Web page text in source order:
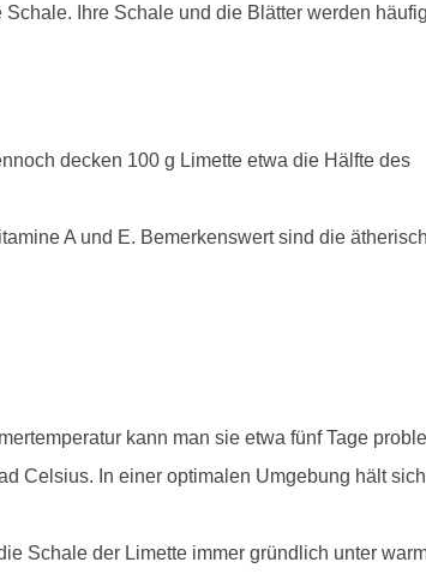
Ihre Schale und die Blätter werden
decken 100 g Limette etwa die Hälfte des
A und E. Bemerkenswert sind die
kann man sie etwa fünf Tage
Celsius. In einer optimalen Umgebung hält
Schale der Limette immer gründlich unter